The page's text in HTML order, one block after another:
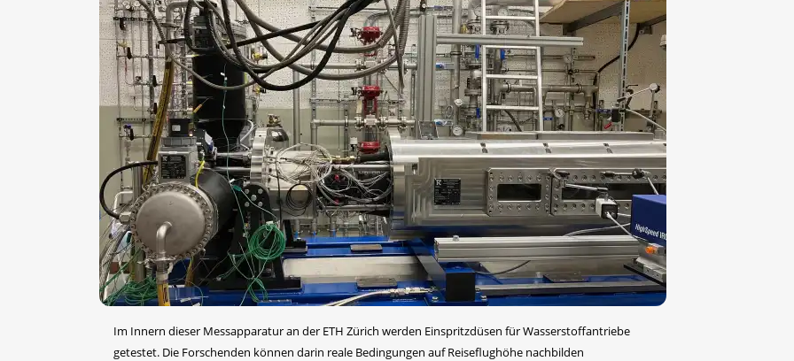
Im Innern dieser Messapparatur an der ETH Zürich werden Einspritzdüsen für Wasserstoffantriebe
getestet. Die Forschenden können darin reale Bedingungen auf Reiseflughöhe nachbilden